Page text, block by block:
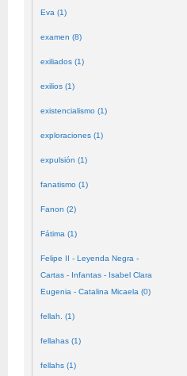
Eva (1)
examen (8)
exiliados (1)
exilios (1)
existencialismo (1)
exploraciones (1)
expulsión (1)
fanatismo (1)
Fanon (2)
Fátima (1)
Felipe II - Leyenda Negra -
Cartas - Infantas - Isabel Clara
Eugenia - Catalina Micaela (0)
fellah. (1)
fellahas (1)
fellahs (1)